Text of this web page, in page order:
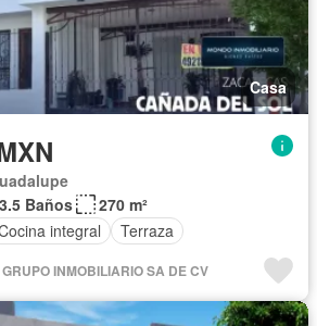
Casa
3.5 Baños
270 m²
integral Terraza
INMOBILIARIO SA DE CV